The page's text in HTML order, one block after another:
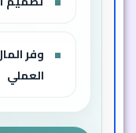
وفر
العملي